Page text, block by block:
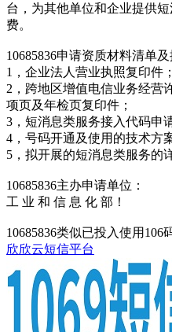
台，为其他单位和企业提供
费。
10685836申请资质材料清单及
1，企业法人营业执照复印件；
2，跨地区增值电信业务经营
项页及年检页复印件；
3，短消息类服务接入代码申
4，号码开通及使用的技术方案
5，拟开展的短消息类服务的
10685836主办申请单位：
工 业 和 信 息 化 部！
10685836类似已投入使用106
欣欣云短信平台